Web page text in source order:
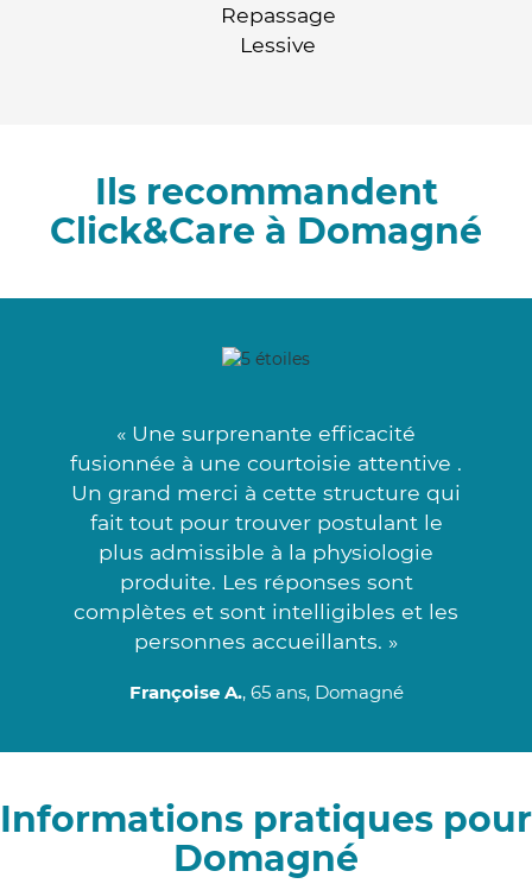
Repassage
Lessive
Ils recommandent
Click&Care à Domagné
« Une surprenante efficacité
fusionnée à une courtoisie attentive .
Un grand merci à cette structure qui
fait tout pour trouver postulant le
plus admissible à la physiologie
produite. Les réponses sont
complètes et sont intelligibles et les
personnes accueillants. »
Françoise A., 65 ans, Domagné
Informations pratiques pour
Domagné